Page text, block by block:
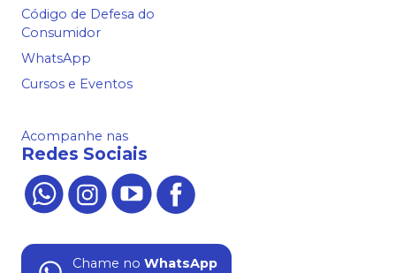
Código de Defesa do
Consumidor
WhatsApp
Cursos e Eventos
Acompanhe nas
Redes Sociais
Chame no WhatsApp